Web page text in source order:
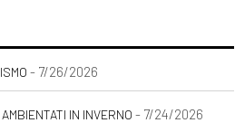
- 7/26/2026
IN INVERNO - 7/24/2026